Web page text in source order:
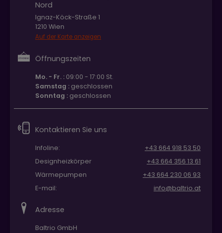
Nord
Ignaz-Köck-Straße 1
1210 Wien
Auf der Karte anzeigen
Öffnungszeiten
Mo. - Fr. : 09:00 - 17:00 St.
Samstag : geschlossen
Sonntag : geschlossen
Kontaktieren Sie uns
Infoline:
+43 664 918 53 50
Designheizkörper
+43 664 356 13 61
Wärmepumpen
+43 664 230 06 93
E-mail:
info@baltrio.at
Adresse
Baltrio GmbH